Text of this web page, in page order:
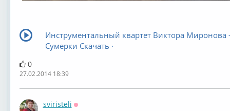
Инструментальный квартет Виктора Миронова
Сумерки Скачать ·
0
27.02.2014 18:39
sviristeli